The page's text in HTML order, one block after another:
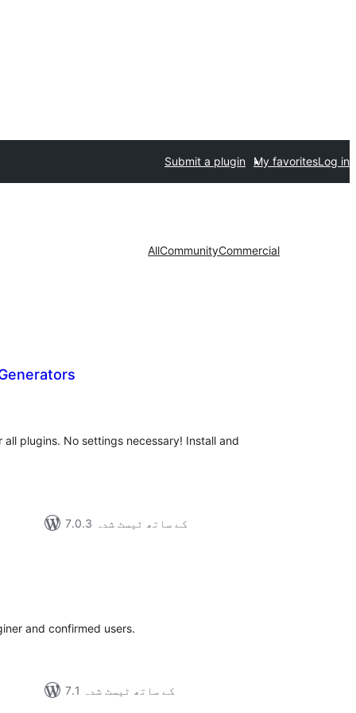
Submit a plugin My favoritesLog in
AllCommunityCommercial
plugins. No settings necessary! Install and
7.0.3 کے ساتھ ٹیسٹ شدہ
and confirmed users.
7.1 کے ساتھ ٹیسٹ شدہ